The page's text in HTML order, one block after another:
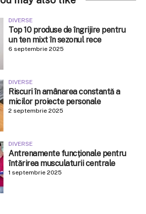
DIVERSE
Top 10 produse de îngrijire pentru
un ten mixt în sezonul rece
6 septembrie 2025
DIVERSE
Riscuri în amânarea constantă a
micilor proiecte personale
2 septembrie 2025
DIVERSE
Antrenamente funcționale pentru
întărirea musculaturii centrale
1 septembrie 2025